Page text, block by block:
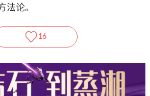
法论。
16